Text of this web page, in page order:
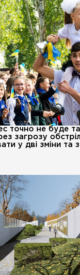
точно не буде
загрозу
у дві зміни та